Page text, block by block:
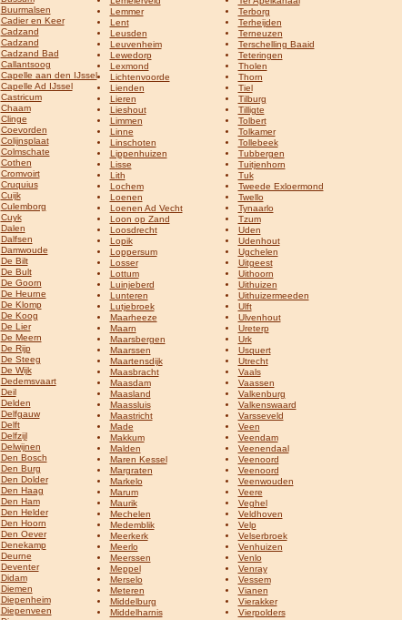
Buurmalsen
Cadier en Keer
Cadzand
Cadzand
Cadzand Bad
Callantsoog
Capelle aan den IJssel
Capelle Ad IJssel
Castricum
Chaam
Clinge
Coevorden
Colijnsplaat
Colmschate
Cothen
Cromvoirt
Cruquius
Cuijk
Culemborg
Cuyk
Dalen
Dalfsen
Damwoude
De Bilt
De Bult
De Goorn
De Heurne
De Klomp
De Koog
De Lier
De Meern
De Rijp
De Steeg
De Wijk
Dedemsvaart
Deil
Delden
Delfgauw
Delft
Delfzijl
Delwijnen
Den Bosch
Den Burg
Den Dolder
Den Haag
Den Ham
Den Helder
Den Hoorn
Den Oever
Denekamp
Deurne
Deventer
Didam
Diemen
Diepenheim
Diepenveen
Lemmer
Lent
Leusden
Leuvenheim
Lewedorp
Lexmond
Lichtenvoorde
Lienden
Lieren
Lieshout
Limmen
Linne
Linschoten
Lippenhuizen
Lisse
Lith
Lochem
Loenen
Loenen Ad Vecht
Loon op Zand
Loosdrecht
Lopik
Loppersum
Losser
Lottum
Luinjeberd
Lunteren
Lutjebroek
Maarheeze
Maarn
Maarsbergen
Maarssen
Maartensdijk
Maasbracht
Maasdam
Maasland
Maassluis
Maastricht
Made
Makkum
Malden
Maren Kessel
Margraten
Markelo
Marum
Maurik
Mechelen
Medemblik
Meerkerk
Meerlo
Meerssen
Meppel
Merselo
Meteren
Middelburg
Middelharnis
Terborg
Terheijden
Terneuzen
Terschelling Baaid
Teteringen
Tholen
Thorn
Tiel
Tilburg
Tilligte
Tolbert
Tolkamer
Tollebeek
Tubbergen
Tuitjenhorn
Tuk
Tweede Exloermond
Twello
Tynaarlo
Tzum
Uden
Udenhout
Ugchelen
Uitgeest
Uithoorn
Uithuizen
Uithuizermeeden
Ulft
Ulvenhout
Ureterp
Urk
Usquert
Utrecht
Vaals
Vaassen
Valkenburg
Valkenswaard
Varsseveld
Veen
Veendam
Veenendaal
Veenoord
Veenoord
Veenwouden
Veere
Veghel
Veldhoven
Velp
Velserbroek
Venhuizen
Venlo
Venray
Vessem
Vianen
Vierakker
Vierpolders